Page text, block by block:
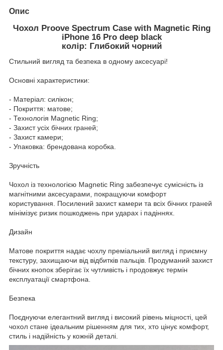
Опис
Чохол Proove Spectrum Case with Magnetic Ring
iPhone 16 Pro deep black
колір: Глибокий чорний
Стильний вигляд та безпека в одному аксесуарі!
Основні характеристики:
- Матеріал: силікон;
- Покриття: матове;
- Технологія Magnetic Ring;
- Захист усіх бічних граней;
- Захист камери;
- Упаковка: брендована коробка.
Зручність
Чохол із технологією Magnetic Ring забезпечує сумісність із
магнітними аксесуарами, покращуючи комфорт
користування. Посилений захист камери та всіх бічних граней
мінімізує ризик пошкоджень при ударах і падіннях.
Дизайн
Матове покриття надає чохлу преміальний вигляд і приємну
текстуру, захищаючи від відбитків пальців. Продуманий захист
бічних кнопок зберігає їх чутливість і продовжує термін
експлуатації смартфона.
Безпека
Поєднуючи елегантний вигляд і високий рівень міцності, цей
чохол стане ідеальним рішенням для тих, хто цінує комфорт,
стиль і надійність у кожній деталі.